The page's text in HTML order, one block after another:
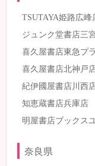
TSUTAYA姫路広峰
ジュンク堂書店三
喜久屋書店東急プ
喜久屋書店北神戸
紀伊國屋書店川西
知恵蔵書店兵庫店
明屋書店ブックス
奈良県